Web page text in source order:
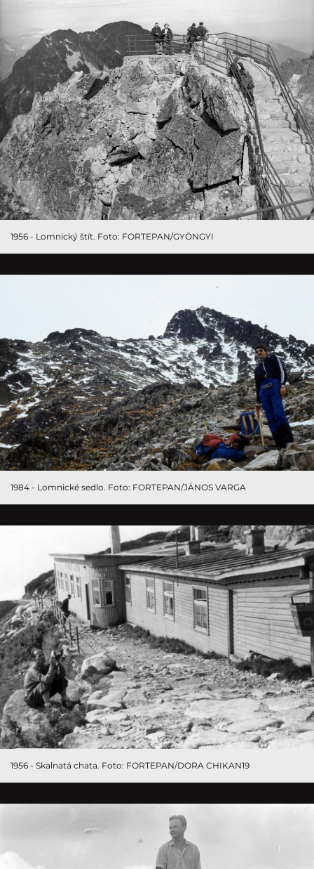
1956 - Lomnický štít. Foto: FORTEPAN/GYÖNGYI
1984 - Lomnické sedlo. Foto: FORTEPAN/JÁNOS VARGA
1956 - Skalnatá chata. Foto: FORTEPAN/DORA CHIKAN19